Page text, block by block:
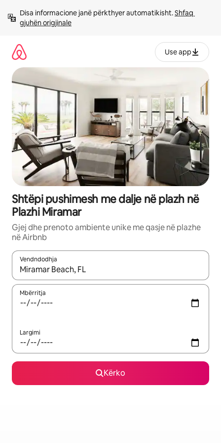
përmbajtja
Disa informacione janë përkthyer automatikisht. Shfaq
gjuhën origjinale
Use app
Shtëpi pushimesh me dalje në plazh në
Plazhi Miramar
Gjej dhe prenoto ambiente unike me qasje në plazhe
në Airbnb
Vendndodhja
Kur rezultatet të jenë të disponueshme, lëviz me butonat e
Mbërritja
Largimi
Kërko